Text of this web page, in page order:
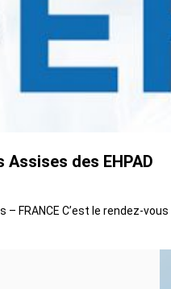
des EHPAD
– FRANCE C’est le rendez-